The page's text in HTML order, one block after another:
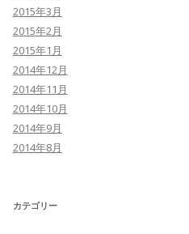
2015年3月
2015年2月
2015年1月
2014年12月
2014年11月
2014年10月
2014年9月
2014年8月
カテゴリー